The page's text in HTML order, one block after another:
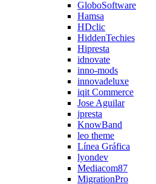
GloboSoftware
Hamsa
HDclic
HiddenTechies
Hipresta
idnovate
inno-mods
innovadeluxe
iqit Commerce
Jose Aguilar
jpresta
KnowBand
leo theme
Línea Gráfica
lyondev
Mediacom87
MigrationPro